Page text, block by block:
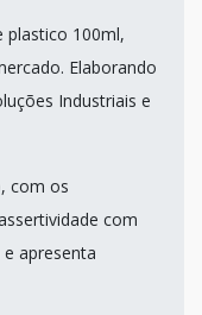
plastico 100ml,
Elaborando
Industriais e
com os
com
apresenta